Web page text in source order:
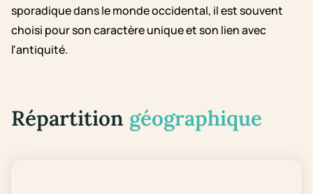
sporadique dans le monde occidental, il est souvent
choisi pour son caractère unique et son lien avec
l'antiquité.
Répartition géographique